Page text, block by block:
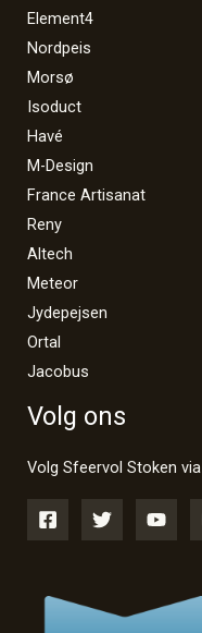
Element4
Nordpeis
Morsø
Isoduct
Havé
M-Design
France Artisanat
Reny
Altech
Meteor
Jydepejsen
Ortal
Jacobus
Volg ons
Volg Sfeervol Stoken via